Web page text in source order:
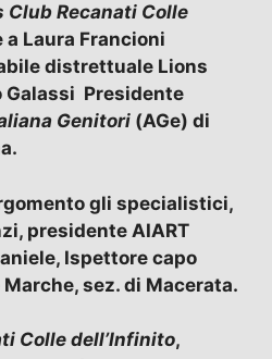
Club Recanati Colle
a Laura Francioni
distrettuale Lions
Galassi Presidente
Genitori (AGe) di
gli specialistici,
presidente AIART
Ispettore capo
sez. di Macerata.
Colle dell’Infinito,